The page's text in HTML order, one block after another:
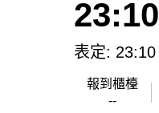
23:10
表定: 23:10
報到櫃檯
--